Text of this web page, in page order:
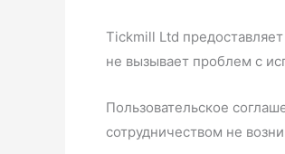
Tickmill Ltd
не вызывает проблем с
Пользовательское
сотрудничеством не